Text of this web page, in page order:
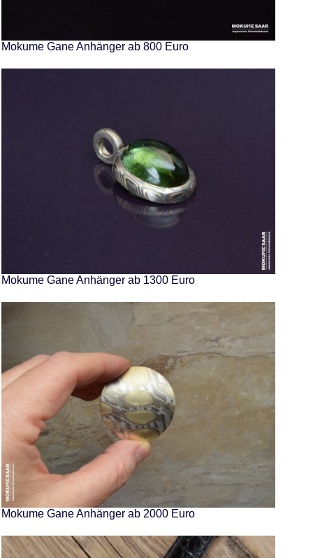
Mokume Gane Anhänger ab 800 Euro
Mokume Gane Anhänger ab 1300 Euro
Mokume Gane Anhänger ab 2000 Euro